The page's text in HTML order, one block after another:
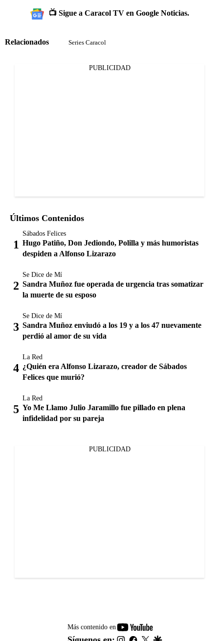
📺 Sigue a Caracol TV en Google Noticias.
Relacionados Series Caracol
PUBLICIDAD
Últimos Contenidos
Sábados Felices
Hugo Patiño, Don Jediondo, Polilla y más humoristas
despiden a Alfonso Lizarazo
Se Dice de Mí
Sandra Muñoz fue operada de urgencia tras somatizar
la muerte de su esposo
Se Dice de Mí
Sandra Muñoz enviudó a los 19 y a los 47 nuevamente
perdió al amor de su vida
La Red
¿Quién era Alfonso Lizarazo, creador de Sábados
Felices que murió?
La Red
Yo Me Llamo Julio Jaramillo fue pillado en plena
infidelidad por su pareja
PUBLICIDAD
Más contenido en
youtube-
footer
instagram
facebook
twitter